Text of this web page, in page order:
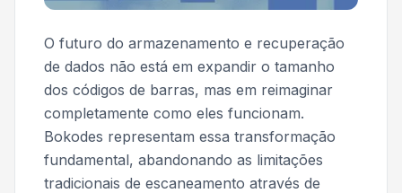
O futuro do armazenamento e recuperação
de dados não está em expandir o tamanho
dos códigos de barras, mas em reimaginar
completamente como eles funcionam.
Bokodes representam essa transformação
fundamental, abandonando as limitações
tradicionais de escaneamento através de